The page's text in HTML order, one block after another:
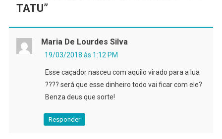
TATU”
Maria De Lourdes Silva
19/03/2018 às 1:12 PM
Esse caçador nasceu com aquilo virado para a lua
???? será que esse dinheiro todo vai ficar com ele?
Benza deus que sorte!
Responder